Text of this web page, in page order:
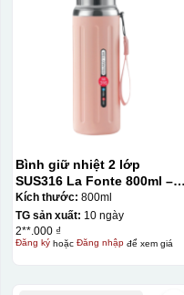
Chén sau khi
Bình giữ nhiệt 2 lớp
SUS316 La Fonte 800ml –
012720
Kích thước: 800ml
TG sản xuất: 10 ngày
2**.000 ₫
Đăng kýhoặc Đăng nhậpđể xem giá